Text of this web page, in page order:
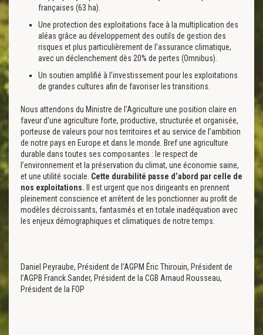
françaises (63 ha).
Une protection des exploitations face à la multiplication des
aléas grâce au développement des outils de gestion des
risques et plus particulièrement de l’assurance climatique,
avec un déclenchement dès 20% de pertes (Omnibus).
Un soutien amplifié à l’investissement pour les exploitations
de grandes cultures afin de favoriser les transitions.
Nous attendons du Ministre de l’Agriculture une position claire en
faveur d’une agriculture forte, productive, structurée et organisée,
porteuse de valeurs pour nos territoires et au service de l’ambition
de notre pays en Europe et dans le monde. Bref une agriculture
durable dans toutes ses composantes : le respect de
l’environnement et la préservation du climat, une économie saine,
et une utilité sociale. Cette durabilité passe d’abord par celle de
nos exploitations.
Il est urgent que nos dirigeants en prennent
pleinement conscience et arrêtent de les ponctionner au profit de
modèles décroissants, fantasmés et en totale inadéquation avec
les enjeux démographiques et climatiques de notre temps.
Daniel Peyraube, Président de l’AGPM Éric Thirouin, Président de
l’AGPB Franck Sander, Président de la CGB Arnaud Rousseau,
Président de la FOP